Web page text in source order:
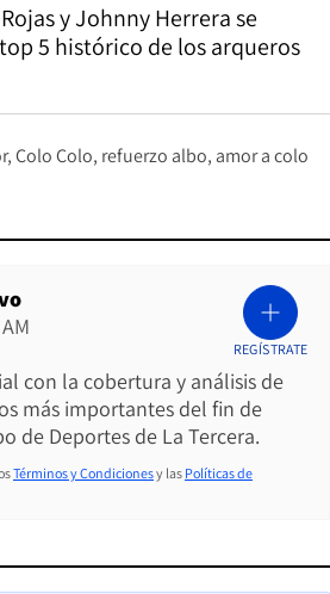
y Johnny Herrera se
5 histórico de los arqueros
Colo Colo refuerzo albo amor a colo
con la cobertura y análisis de
más importantes del fin de
de Deportes de La Tercera.
REGÍSTRATE
Términos y Condicionesy las Políticas de